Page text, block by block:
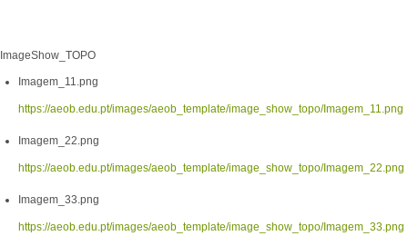
ImageShow_TOPO
Imagem_11.png
https://aeob.edu.pt/images/aeob_template/image_show_topo/Imagem_11.png
Imagem_22.png
https://aeob.edu.pt/images/aeob_template/image_show_topo/Imagem_22.png
Imagem_33.png
https://aeob.edu.pt/images/aeob_template/image_show_topo/Imagem_33.png